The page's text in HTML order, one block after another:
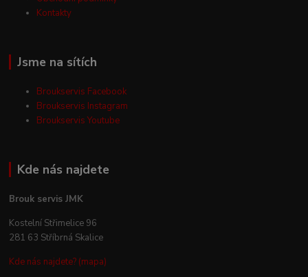
Kontakty
Jsme na sítích
Broukservis Facebook
Broukservis Instagram
Broukservis Youtube
Kde nás najdete
Brouk servis JMK
Kostelní Střimelice 96
281 63 Stříbrná Skalice
Kde nás najdete? (mapa)